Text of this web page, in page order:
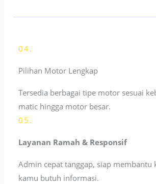
04.
Pilihan Motor Lengkap
Tersedia berbagai tipe motor sesuai
matic hingga motor besar.
05.
Layanan Ramah & Responsif
Admin cepat tanggap, siap membantu
kamu butuh informasi.